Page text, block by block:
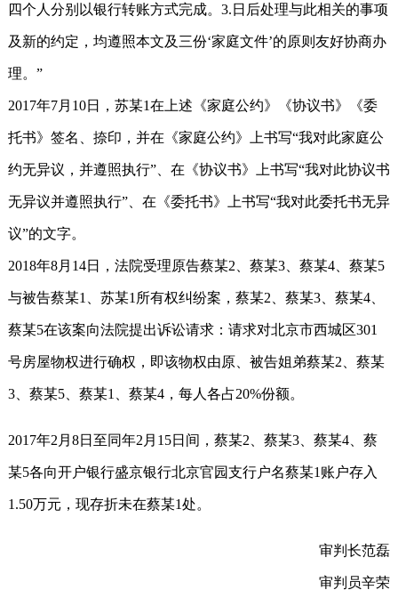
四个人分别以银行转账方式完成。3.日后处理与此相关的事项
及新的约定，均遵照本文及三份‘家庭文件’的原则友好协商办
理。”
2017年7月10日，苏某1在上述《家庭公约》《协议书》《委
托书》签名、捺印，并在《家庭公约》上书写“我对此家庭公
约无异议，并遵照执行”、在《协议书》上书写“我对此协议书
无异议并遵照执行”、在《委托书》上书写“我对此委托书无异
议”的文字。
2018年8月14日，法院受理原告蔡某2、蔡某3、蔡某4、蔡某5
与被告蔡某1、苏某1所有权纠纷案，蔡某2、蔡某3、蔡某4、
蔡某5在该案向法院提出诉讼请求：请求对北京市西城区301
号房屋物权进行确权，即该物权由原、被告姐弟蔡某2、蔡某
3、蔡某5、蔡某1、蔡某4，每人各占20%份额。
2017年2月8日至同年2月15日间，蔡某2、蔡某3、蔡某4、蔡
某5各向开户银行盛京银行北京官园支行户名蔡某1账户存入
1.50万元，现存折未在蔡某1处。
审判长范磊
审判员辛荣